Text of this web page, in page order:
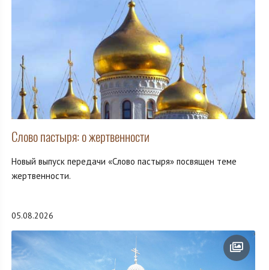
Слово пастыря: о жертвенности
Новый выпуск передачи «Слово пастыря» посвящен теме
жертвенности.
05.08.2026